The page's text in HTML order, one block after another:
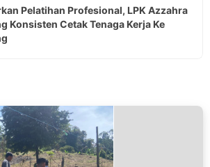
Pelatihan Profesional, LPK Azzahra
Konsisten Cetak Tenaga Kerja Ke